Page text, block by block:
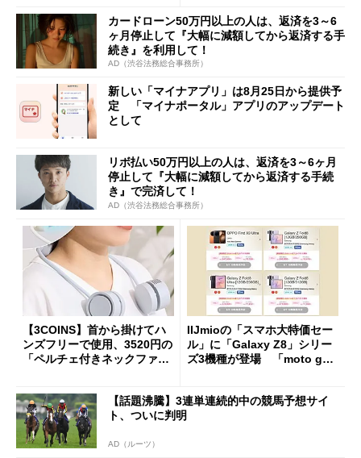
カードローン50万円以上の人は、返済を3～6
ヶ月停止して『大幅に減額してから返済する手
続き』を利用して！
AD（渋谷法務総合事務所）
新しい「マイナアプリ」は8月25日から提供予
定 「マイナポータル」アプリのアップデート
として
リボ払い50万円以上の人は、返済を3～6ヶ月
停止して『大幅に減額してから返済する手続
き』で完済して！
AD（渋谷法務総合事務所）
【3COINS】首から掛けてハ
ンズフリーで使用、3520円の
「ペルチェ付きネックファ
IIJmioの「スマホ大特価セー
ル」に「Galaxy Z8」シリー
ズ3機種が登場 「moto g37
【話題沸騰】3連単連続的中の競馬予想サイ
ト、ついに判明
AD（ルーツ）